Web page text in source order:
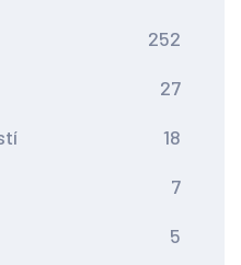
252
27
18
7
5